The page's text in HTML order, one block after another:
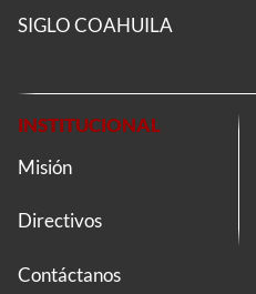
SIGLO COAHUILA
INSTITUCIONAL
Misión
Directivos
Contáctanos